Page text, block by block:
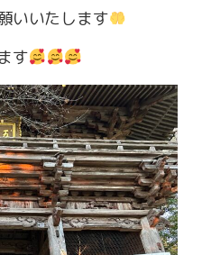
9:00～18:00
火・水曜日
い合わせ
いいたします
す